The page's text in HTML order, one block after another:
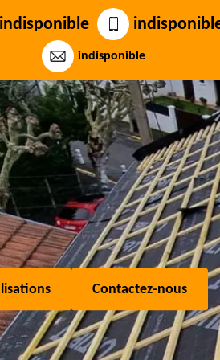
indisponible
indisponible
Contactez-nous